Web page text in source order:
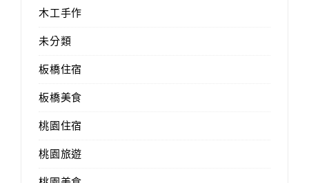
木工手作
未分類
板橋住宿
板橋美食
桃園住宿
桃園旅遊